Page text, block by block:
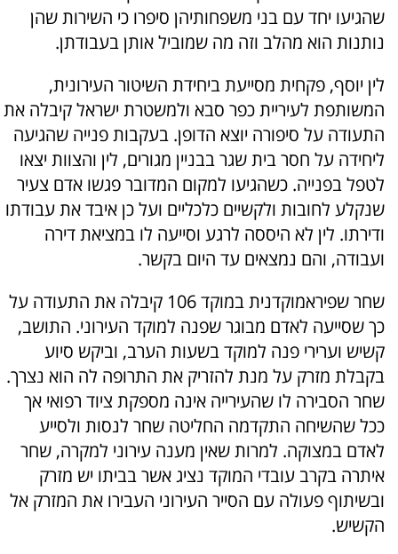
שהגיעו יחד עם בני משפחותיהן סיפרו כי השירות שהן
נותנות הוא מהלב וזה מה שמוביל אותן בעבודתן.
לין יוסף, פקחית מסייעת ביחידת השיטור העירונית,
המשותפת לעיריית כפר סבא ולמשטרת ישראל קיבלה את
התעודה על סיפורה יוצא הדופן. בעקבות פנייה שהגיעה
ליחידה על חסר בית שגר בבניין מגורים, לין והצוות יצאו
לטפל בפנייה. כשהגיעו למקום המדובר פגשו אדם צעיר
שנקלע לחובות ולקשיים כלכליים ועל כן איבד את עבודתו
ודירתו. לין לא היססה לרגע וסייעה לו במציאת דירה
ועבודה, והם נמצאים עד היום בקשר.
שחר שפיראמוקדנית במוקד 106 קיבלה את התעודה על
כך שסייעה לאדם מבוגר שפנה למוקד העירוני. התושב,
קשיש וערירי פנה למוקד בשעות הערב, וביקש סיוע
בקבלת מזרק על מנת להזריק את התרופה לה הוא נצרך.
שחר הסבירה לו שהעירייה אינה מספקת ציוד רפואי אך
ככל שהשיחה התקדמה החליטה שחר לנסות ולסייע
לאדם במצוקה. למרות שאין מענה עירוני למקרה, שחר
איתרה בקרב עובדי המוקד נציג אשר בביתו יש מזרק
ובשיתוף פעולה עם הסייר העירוני העבירו את המזרק אל
הקשיש.